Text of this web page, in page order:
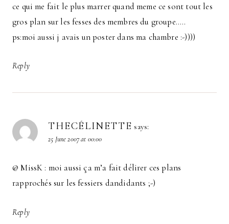
ce qui me fait le plus marrer quand meme ce sont tout les
gros plan sur les fesses des membres du groupe…..
ps:moi aussi j avais un poster dans ma chambre :-))))
Reply
THECÉLINETTE says:
25 June 2007 at 00:00
@ MissK : moi aussi ça m’a fait délirer ces plans
rapprochés sur les fessiers dandidants ;-)
Reply